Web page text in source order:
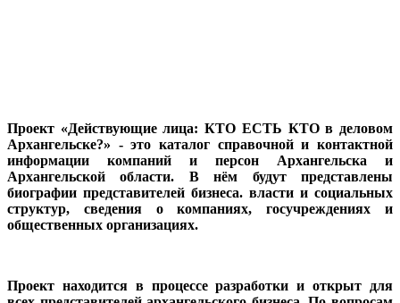
Проект «Действующие лица: КТО ЕСТЬ КТО в деловом
Архангельске?» - это каталог справочной и контактной
информации компаний и персон Архангельска и
Архангельской области. В нём будут представлены
биографии представителей бизнеса. власти и социальных
структур, сведения о компаниях, госучреждениях и
общественных организациях.
Проект находится в процессе разработки и открыт для